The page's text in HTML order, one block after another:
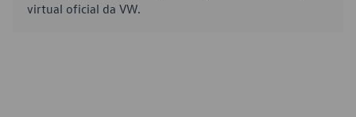
virtual oficial da VW.